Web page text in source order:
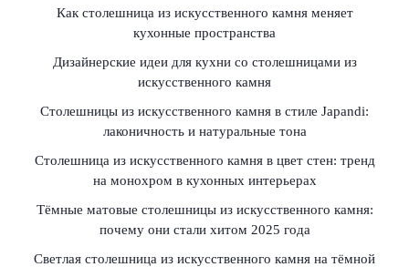
Как столешница из искусственного камня меняет
кухонные пространства
Дизайнерские идеи для кухни со столешницами из
искусственного камня
Столешницы из искусственного камня в стиле Japandi:
лаконичность и натуральные тона
Столешница из искусственного камня в цвет стен: тренд
на монохром в кухонных интерьерах
Тёмные матовые столешницы из искусственного камня:
почему они стали хитом 2025 года
Светлая столешница из искусственного камня на тёмной